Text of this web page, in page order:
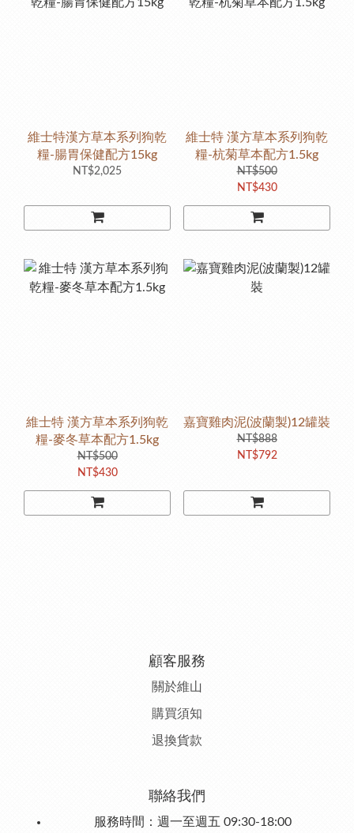
維士特漢方草本系列狗乾
糧-腸胃保健配方15kg
NT$2,025
維士特 漢方草本系列狗乾
糧-杭菊草本配方1.5kg
NT$500
NT$430
維士特 漢方草本系列狗乾
糧-麥冬草本配方1.5kg
NT$500
NT$430
嘉寶雞肉泥(波蘭製)12罐裝
NT$888
NT$792
顧客服務
關於維山
購買須知
退換貨款
聯絡我們
服務時間：週一至週五 09:30-18:00